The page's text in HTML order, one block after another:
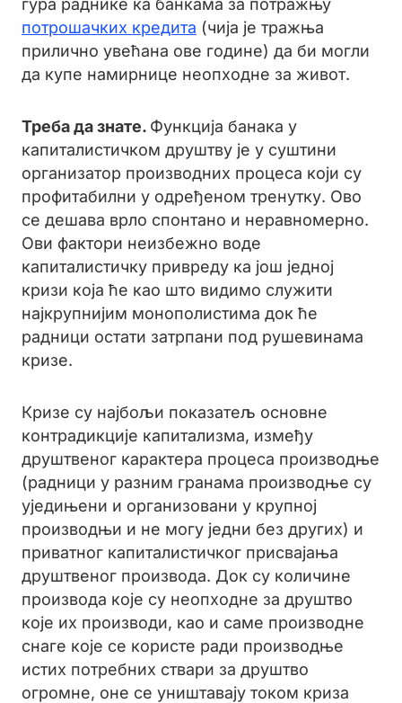
гура раднике ка банкама за потражњу
потрошачких кредита (чија је тражња
прилично увећана ове године) да би могли
да купе намирнице неопходне за живот.
Треба да знате. Функција банака у
капиталистичком друштву је у суштини
организатор производних процеса који су
профитабилни у одређеном тренутку. Ово
се дешава врло спонтано и неравномерно.
Ови фактори неизбежно воде
капиталистичку привреду ка још једној
кризи која ће као што видимо служити
најкрупнијим монополистима док ће
радници остати затрпани под рушевинама
кризе.
Кризе су најбољи показатељ основне
контрадикције капитализма, између
друштвеног карактера процеса производње
(радници у разним гранама производње су
уједињени и организовани у крупној
производњи и не могу једни без других) и
приватног капиталистичког присвајања
друштвеног производа. Док су количине
производа које су неопходне за друштво
које их производи, као и саме производне
снаге које се користе ради производње
истих потребних ствари за друштво
огромне, оне се уништавају током криза